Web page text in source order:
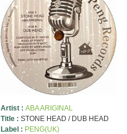
Artist : ABA ARIGINAL
Title : STONE HEAD / DUB HEAD
Label : PENG(UK)